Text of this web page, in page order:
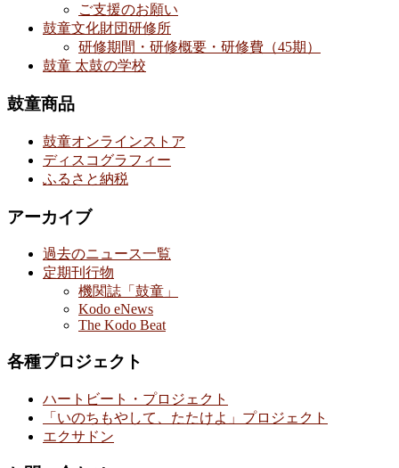
ご支援のお願い
鼓童文化財団研修所
研修期間・研修概要・研修費（45期）
鼓童 太鼓の学校
鼓童商品
鼓童オンラインストア
ディスコグラフィー
ふるさと納税
アーカイブ
過去のニュース一覧
定期刊行物
機関誌「鼓童」
Kodo eNews
The Kodo Beat
各種プロジェクト
ハートビート・プロジェクト
「いのちもやして、たたけよ」プロジェクト
エクサドン